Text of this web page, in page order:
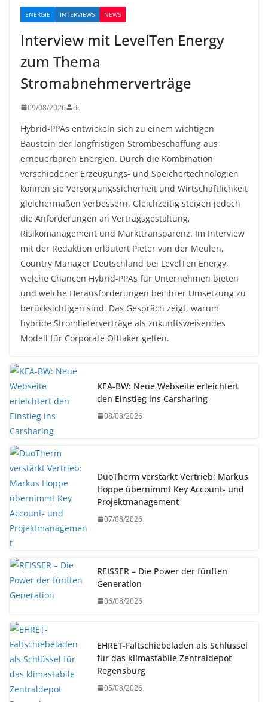
ENERGIE INTERVIEWS NEWS
Interview mit LevelTen Energy
zum Thema
Stromabnehmerverträge
09/08/2026 dc
Hybrid-PPAs entwickeln sich zu einem wichtigen
Baustein der langfristigen Strombeschaffung aus
erneuerbaren Energien. Durch die Kombination
verschiedener Erzeugungs- und Speichertechnologien
können sie Versorgungssicherheit und Wirtschaftlichkeit
gleichermaßen verbessern. Gleichzeitig steigen jedoch
die Anforderungen an Vertragsgestaltung,
Risikomanagement und Markttransparenz. Im Interview
mit der Redaktion erläutert Pieter van der Meulen,
Country Manager Deutschland bei LevelTen Energy,
welche Chancen Hybrid-PPAs für Unternehmen bieten
und welche Herausforderungen bei ihrer Umsetzung zu
berücksichtigen sind. Das Gespräch zeigt, warum
hybride Stromlieferverträge als zukunftsweisendes
Modell für Corporate Offtaker gelten.
KEA-BW: Neue Webseite erleichtert
den Einstieg ins Carsharing
08/08/2026
DuoTherm verstärkt Vertrieb: Markus
Hoppe übernimmt Key Account- und
Projektmanagement
07/08/2026
REISSER – Die Power der fünften
Generation
06/08/2026
EHRET-Faltschiebeläden als Schlüssel
für das klimastabile Zentraldepot
Regensburg
05/08/2026